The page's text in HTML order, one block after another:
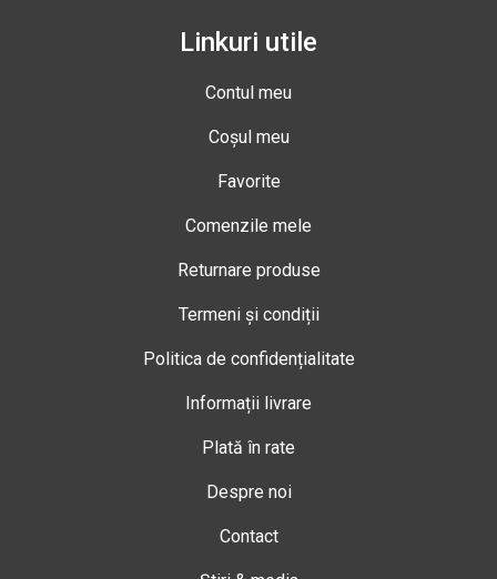
Linkuri utile
Contul meu
Coșul meu
Favorite
Comenzile mele
Returnare produse
Termeni și condiții
Politica de confidențialitate
Informații livrare
Plată în rate
Despre noi
Contact